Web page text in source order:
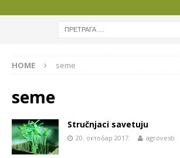
HOME seme
seme
Stručnjaci savetuju
20. октобар 2017. agrovesti